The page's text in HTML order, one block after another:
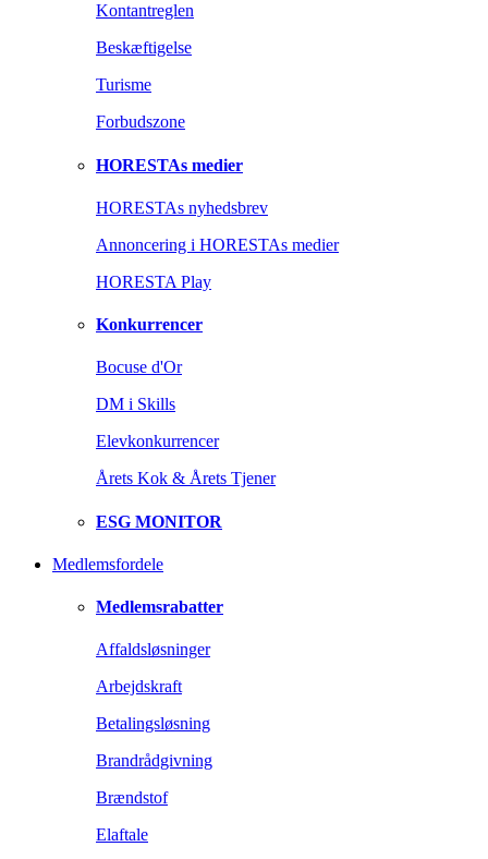
Kontantreglen
Beskæftigelse
Turisme
Forbudszone
HORESTAs medier
HORESTAs nyhedsbrev
Annoncering i HORESTAs medier
HORESTA Play
Konkurrencer
Bocuse d'Or
DM i Skills
Elevkonkurrencer
Årets Kok & Årets Tjener
ESG MONITOR
Medlemsfordele
Medlemsrabatter
Affaldsløsninger
Arbejdskraft
Betalingsløsning
Brandrådgivning
Brændstof
Elaftale